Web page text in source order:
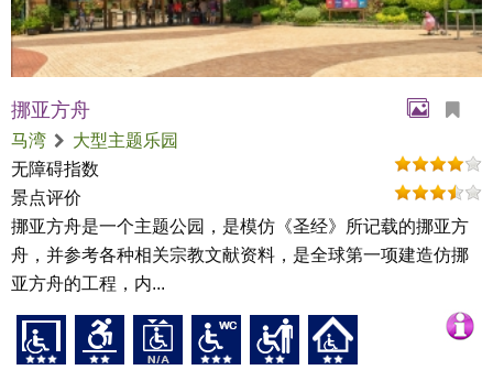
挪亚方舟
马湾
大型主题乐园
无障碍指数
景点评价
挪亚方舟是一个主题公园，是模仿《圣经》所记载的挪亚方
舟，并参考各种相关宗教文献资料，是全球第一项建造仿挪
亚方舟的工程，内...